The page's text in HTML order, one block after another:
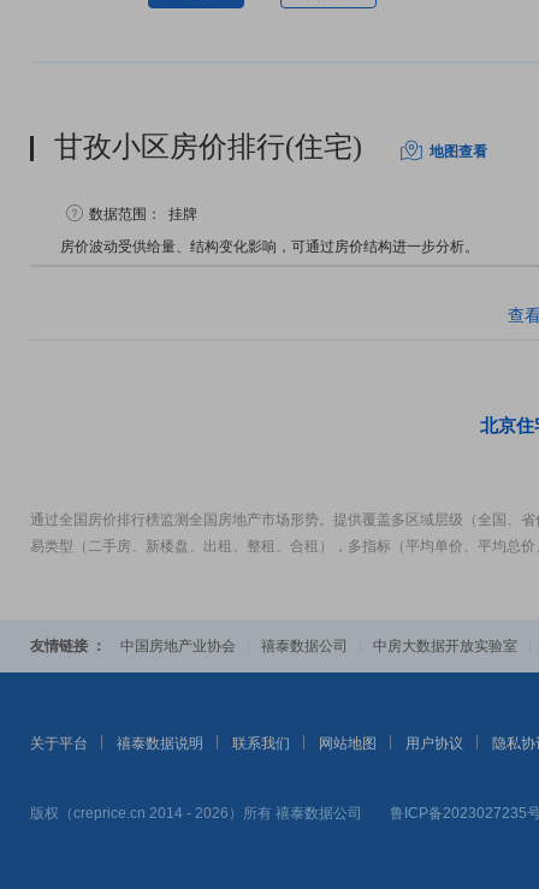
甘孜小区房价排行(住宅) 地图查看
数据范围：
挂牌
房价波动受供给量、结构变化影响，可通过房价结构进一步分析。
查
北京住
通过全国房价排行榜监测全国房地产市场形势。提供覆盖多区域层级（全国、
易类型（二手房、新楼盘、出租、整租、合租），多指标（平均单价、平均总
友情链接 ： 中国房地产业协会 禧泰数据公司 中房大数据开放实验室
关于平台 禧泰数据说明 联系我们 网站地图 用户协议 隐私协
版权（creprice.cn 2014 - 2026）所有 禧泰数据公司 鲁ICP备2023027235